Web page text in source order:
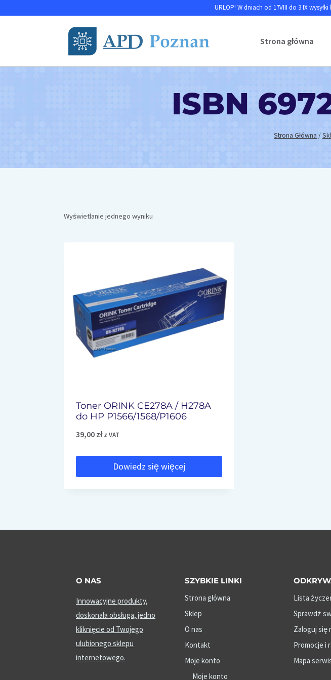
URLOP! W dniach od 17VIII do 3 IX
Strona główna
ISBN
Strona Główna /
Wyświetlanie jednego wyniku
Toner ORINK CE278A / H278A
do HP P1566/1568/P1606
39,00 zł z VAT
Dowiedz się więcej
O NAS
Innowacyjne produkty,
doskonała obsługa, jedno
kliknięcie od Twojego
ulubionego sklepu
internetowego.
SZYBKIE LINKI
Strona główna
Sklep
O nas
Kontakt
Moje konto
Moje konto
Lista
Sprawdź
Zaloguj się
Promocje i
Mapa